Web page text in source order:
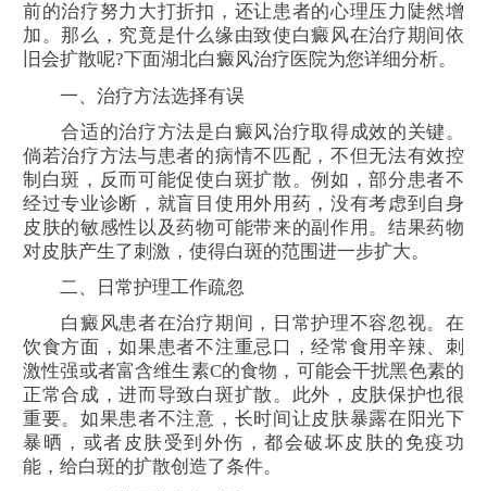
前的治疗努力大打折扣，还让患者的心理压力陡然增
加。那么，究竟是什么缘由致使白癜风在治疗期间依
旧会扩散呢?下面湖北白癜风治疗医院为您详细分析。
一、治疗方法选择有误
合适的治疗方法是白癜风治疗取得成效的关键。
倘若治疗方法与患者的病情不匹配，不但无法有效控
制白斑，反而可能促使白斑扩散。例如，部分患者不
经过专业诊断，就盲目使用外用药，没有考虑到自身
皮肤的敏感性以及药物可能带来的副作用。结果药物
对皮肤产生了刺激，使得白斑的范围进一步扩大。
二、日常护理工作疏忽
白癜风患者在治疗期间，日常护理不容忽视。在
饮食方面，如果患者不注重忌口，经常食用辛辣、刺
激性强或者富含维生素C的食物，可能会干扰黑色素的
正常合成，进而导致白斑扩散。此外，皮肤保护也很
重要。如果患者不注意，长时间让皮肤暴露在阳光下
暴晒，或者皮肤受到外伤，都会破坏皮肤的免疫功
能，给白斑的扩散创造了条件。